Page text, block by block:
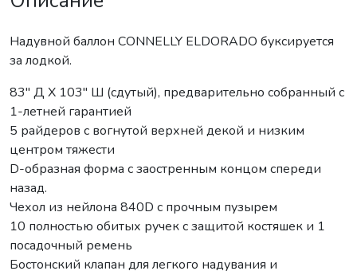
Надувной баллон CONNELLY ELDORADO буксируется
за лодкой.
83″ Д X 103″ Ш (сдутый), предварительно собранный с
1-летней гарантией
5 райдеров с вогнутой верхней декой и низким
центром тяжести
D-образная форма с заостренным концом спереди
назад.
Чехол из нейлона 840D с прочным пузырем
10 полностью обитых ручек с защитой костяшек и 1
посадочный ремень
Бостонский клапан для легкого надувания и